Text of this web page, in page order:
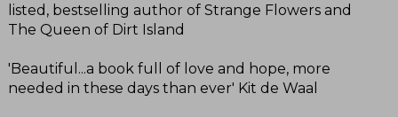
listed, bestselling author of Strange Flowers and
The Queen of Dirt Island
'Beautiful...a book full of love and hope, more
needed in these days than ever' Kit de Waal